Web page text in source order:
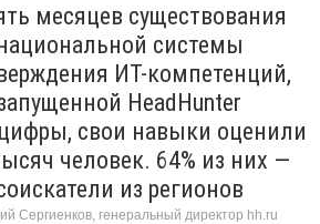
месяцев существования
системы
ИТ-компетенций,
HeadHunter
свои навыки оценили
человек. 64% из них —
из регионов
Сергиенков, генеральный директор hh.ru